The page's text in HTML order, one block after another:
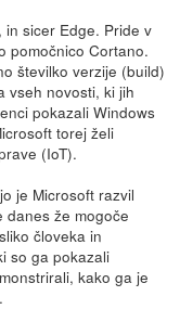
sicer Edge. Pride v
pomočnico Cortano.
številko verzije (build)
vseh novosti, ki jih
pokazali Windows
torej želi
(IoT).
je Microsoft razvil
danes že mogoče
človeka in
so ga pokazali
kako ga je